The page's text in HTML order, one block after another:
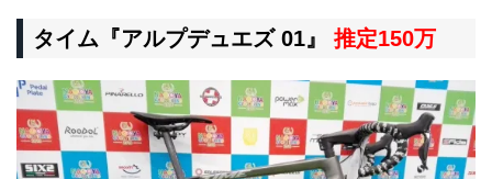
タイム『アルプデュエズ 01』 推定150万